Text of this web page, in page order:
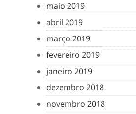
maio 2019
abril 2019
março 2019
fevereiro 2019
janeiro 2019
dezembro 2018
novembro 2018